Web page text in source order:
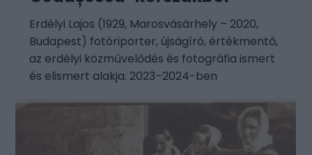
Erdélyi Lajos (1929, Marosvásárhely – 2020,
Budapest) fotóriporter, újságíró, értékmentő,
az erdélyi közművelődés és fotográfia ismert
és elismert alakja. 2023–2024-ben